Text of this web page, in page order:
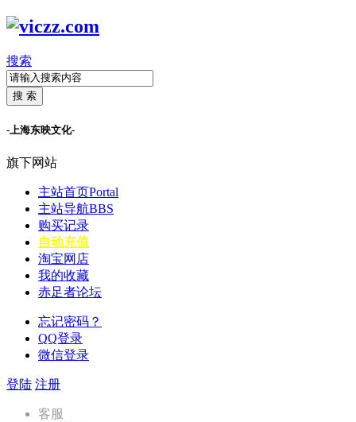
搜索
搜 索
-上海东映文化-
旗下网站
主站首页Portal
主站导航BBS
购买记录
自动充值
淘宝网店
我的收藏
赤足者论坛
忘记密码？
QQ登录
微信登录
登陆 注册
客服